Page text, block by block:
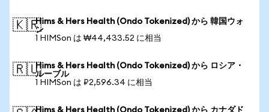
🇰🇷Hims & Hers Health (Ondo Tokenized) から 韓国ウォ
ン
1 HIMSon は ₩44,433.52 に相当
🇷🇺Hims & Hers Health (Ondo Tokenized) から ロシア・
ルーブル
1 HIMSon は ₽2,596.34 に相当
Hims & Hers Health (Ondo Tokenized) から カナダド